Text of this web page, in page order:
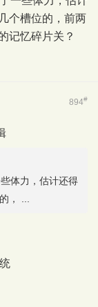
个槽位的，前两
记忆碎片关？
894#
体力，估计还得
， ...